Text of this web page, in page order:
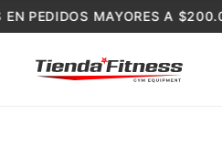
Skip to content
PEDIDOS MAYORES A $200.000